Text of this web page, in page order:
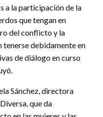
a la participación de la
que tengan en
del conflicto y la
tenerse debidamente en
de diálogo en curso
Sánchez, directora
que da